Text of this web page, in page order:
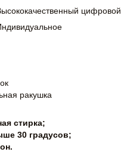
цифровой
ракушка
стирка;
30 градусов;